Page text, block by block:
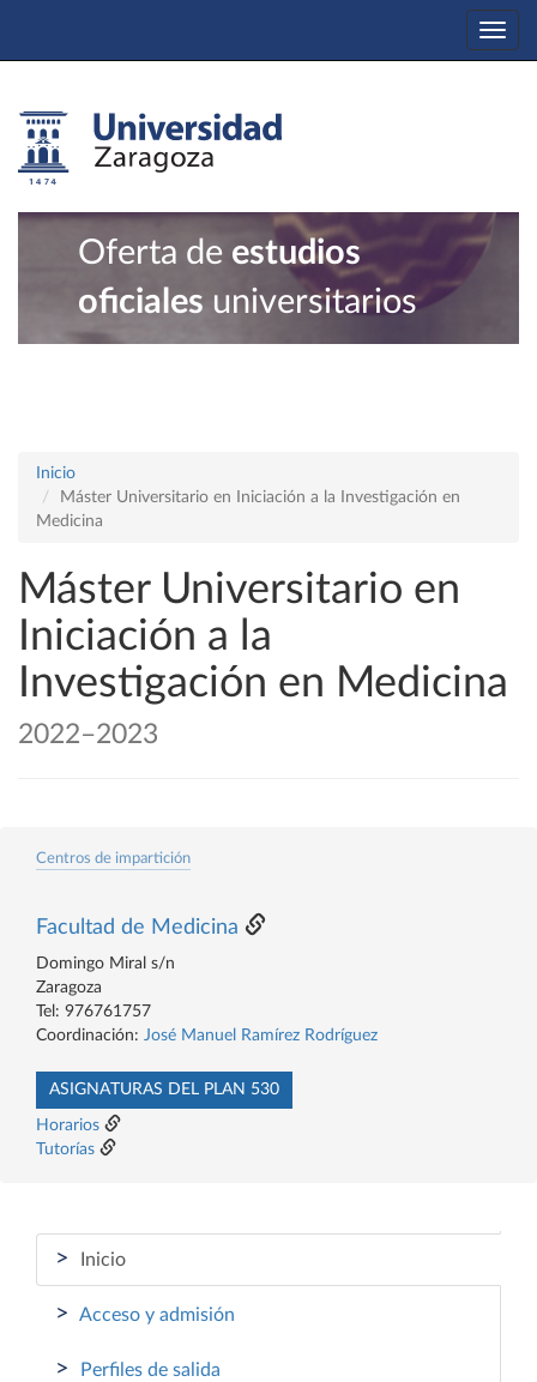
Oferta de estudios
oficiales universitarios
Inicio
Máster Universitario en Iniciación a la Investigación en
Medicina
Máster Universitario en
Iniciación a la
Investigación en Medicina
2022–2023
Centros de impartición
Facultad de Medicina
Domingo Miral s/n
Zaragoza
Tel: 976761757
Coordinación: José Manuel Ramírez Rodríguez
ASIGNATURAS DEL PLAN 530
Horarios
Tutorías
> Inicio
> Acceso y admisión
> Perfiles de salida